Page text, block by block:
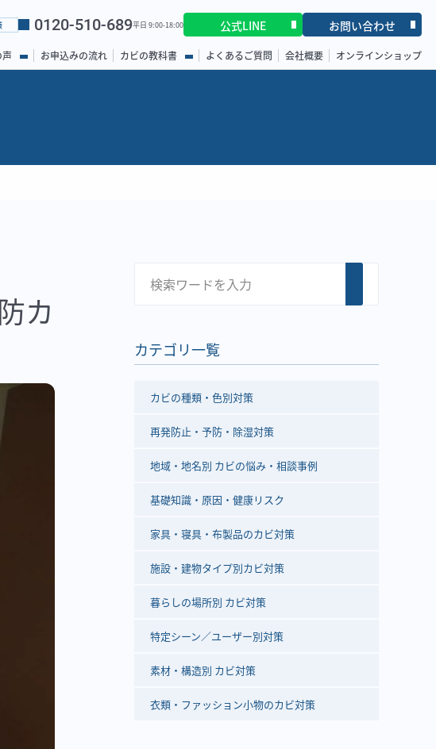
0120-510-689平日 9:00-18:00 公式LINE お問い合わせ
お申込みの流れ カビの教科書 よくあるご質問 会社概要 オンラインショップ
カ
カテゴリ一覧
カビの種類・色別対策
再発防止・予防・除湿対策
地域・地名別 カビの悩み・相談事例
基礎知識・原因・健康リスク
家具・寝具・布製品のカビ対策
施設・建物タイプ別カビ対策
暮らしの場所別 カビ対策
特定シーン／ユーザー別対策
素材・構造別 カビ対策
衣類・ファッション小物のカビ対策